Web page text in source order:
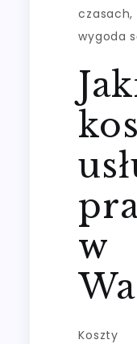
wygoda
w
Koszty